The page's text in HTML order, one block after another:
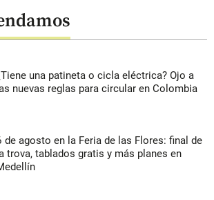
una patineta o cicla eléctrica? Ojo a
nuevas reglas para circular en Colombia
de agosto en la Feria de las Flores: final de
trova, tablados gratis y más planes en